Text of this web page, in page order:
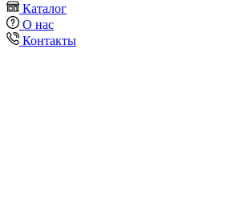
Каталог
О нас
Контакты